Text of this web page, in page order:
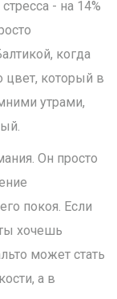
- на 14%
когда
цвет, который в
утрами,
Он просто
покоя. Если
хочешь
может стать
а в